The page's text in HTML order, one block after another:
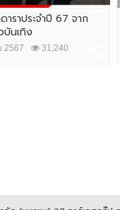
าราประจำปี 67 จาก
บันเทิง
2567 31,240